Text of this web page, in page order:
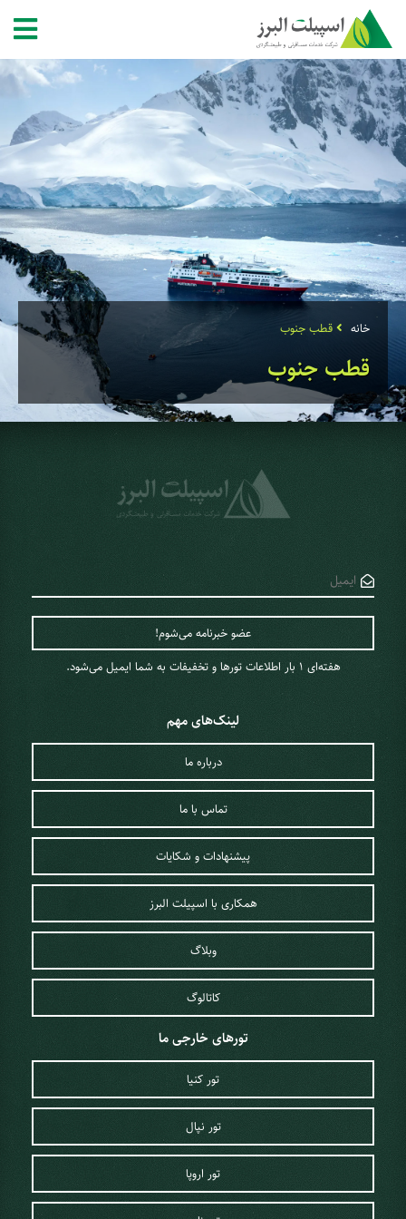
خانه قطب جنوب
قطب جنوب
هفته‌ای 1 ‌بار اطلاعات تورها و تخفیفات به شما ایمیل می‌شود.
لینک‌های مهم
درباره ما
تماس با ما
پیشنهادات و شکایات
همکاری با اسپیلت البرز
وبلاگ
کاتالوگ
تورهای خارجی ما
تور کنیا
تور نپال
تور اروپا